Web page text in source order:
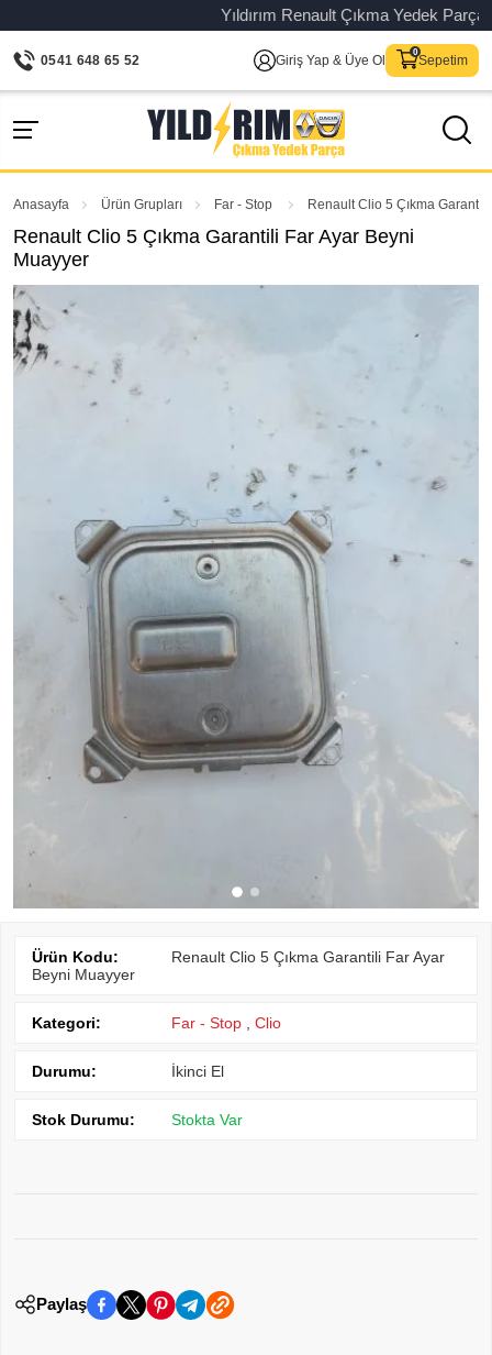
Yıldırım Renault Çıkma Yedek Parça
0541 648 65 52 Giriş Yap & Üye Ol Sepetim
Anasayfa Ürün Grupları Far - Stop Renault Clio 5 Çıkma
Renault Clio 5 Çıkma Garantili Far Ayar Beyni
Muayyer
Ürün Kodu:
Renault Clio 5 Çıkma Garantili Far Ayar
Beyni Muayyer
Kategori: Far - Stop Clio
Durumu: İkinci El
Stok Durumu: Stokta Var
Paylaş